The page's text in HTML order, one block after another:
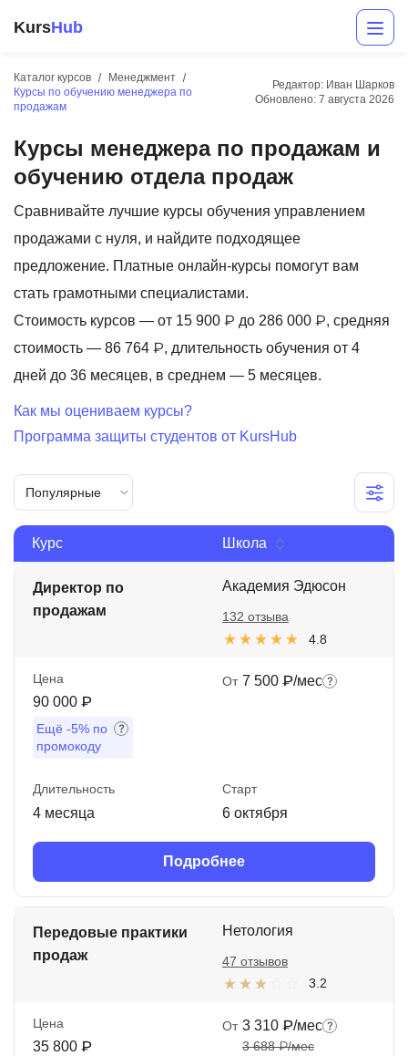
KursHub
Каталог курсов
Менеджмент
Курсы по обучению менеджера по
продажам
Редактор: Иван Шарков
Обновлено: 7 августа 2026
Курсы менеджера по продажам и
обучению отдела продаж
Сравнивайте лучшие курсы обучения управлением
продажами с нуля, и найдите подходящее
предложение. Платные онлайн-курсы помогут вам
стать грамотными специалистами.
Стоимость курсов — от 15 900 ₽ до 286 000 ₽, средняя
стоимость — 86 764 ₽, длительность обучения от 4
дней до 36 месяцев, в среднем — 5 месяцев.
Как мы оцениваем курсы?
Программа защиты студентов от KursHub
Популярные
Курс Школа
Директор по
продажам
Академия Эдюсон
4.8
132 отзыва
Цена
90 000 ₽
Ещё -5% по
промокоду
От 7 500 ₽/мес
Длительность
4 месяца
Старт
6 октября
Подробнее
Передовые практики
продаж
Нетология
3.2
47 отзывов
Цена
35 800 ₽
От 3 310 ₽/мес
3 688 ₽/мес
Разработка
Маркетинг
Дизайн
Иностранные языки
ДПО
Детям
Акции и промокоды
Рейтинг онлайн-школ